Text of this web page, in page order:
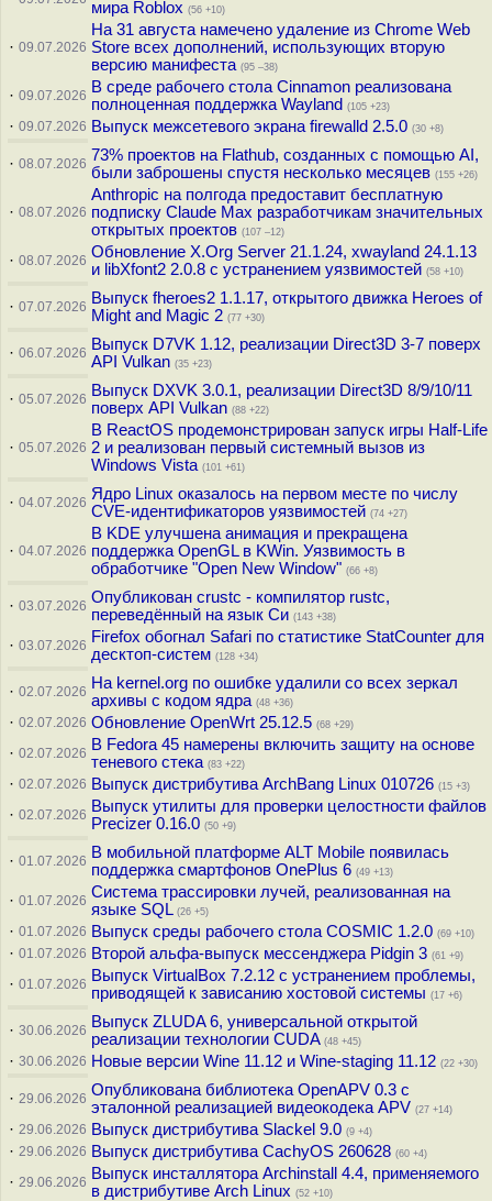
мира Roblox (56 +10)
· 09.07.2026
На 31 августа намечено удаление из Chrome Web
Store всех дополнений, использующих вторую
версию манифеста (95 –38)
· 09.07.2026 В среде рабочего стола Cinnamon реализована
полноценная поддержка Wayland (105 +23)
· 09.07.2026 Выпуск межсетевого экрана firewalld 2.5.0 (30 +8)
· 08.07.2026 73% проектов на Flathub, созданных с помощью AI,
были заброшены спустя несколько месяцев (155 +26)
· 08.07.2026
Anthropic на полгода предоставит бесплатную
подписку Claude Max разработчикам значительных
открытых проектов (107 –12)
· 08.07.2026 Обновление X.Org Server 21.1.24, xwayland 24.1.13
и libXfont2 2.0.8 с устранением уязвимостей (58 +10)
· 07.07.2026 Выпуск fheroes2 1.1.17, открытого движка Heroes of
Might and Magic 2 (77 +30)
· 06.07.2026 Выпуск D7VK 1.12, реализации Direct3D 3-7 поверх
API Vulkan (35 +23)
· 05.07.2026 Выпуск DXVK 3.0.1, реализации Direct3D 8/9/10/11
поверх API Vulkan (88 +22)
· 05.07.2026
В ReactOS продемонстрирован запуск игры Half-Life
2 и реализован первый системный вызов из
Windows Vista (101 +61)
· 04.07.2026 Ядро Linux оказалось на первом месте по числу
CVE-идентификаторов уязвимостей (74 +27)
· 04.07.2026
В KDE улучшена анимация и прекращена
поддержка OpenGL в KWin. Уязвимость в
обработчике "Open New Window" (66 +8)
· 03.07.2026 Опубликован crustc - компилятор rustc,
переведённый на язык Си (143 +38)
· 03.07.2026 Firefox обогнал Safari по статистике StatCounter для
десктоп-систем (128 +34)
· 02.07.2026 На kernel.org по ошибке удалили со всех зеркал
архивы с кодом ядра (48 +36)
· 02.07.2026 Обновление OpenWrt 25.12.5 (68 +29)
· 02.07.2026 В Fedora 45 намерены включить защиту на основе
теневого стека (83 +22)
· 02.07.2026 Выпуск дистрибутива ArchBang Linux 010726 (15 +3)
· 02.07.2026 Выпуск утилиты для проверки целостности файлов
Precizer 0.16.0 (50 +9)
· 01.07.2026 В мобильной платформе ALT Mobile появилась
поддержка смартфонов OnePlus 6 (49 +13)
· 01.07.2026 Система трассировки лучей, реализованная на
языке SQL (26 +5)
· 01.07.2026 Выпуск среды рабочего стола COSMIC 1.2.0 (69 +10)
· 01.07.2026 Второй альфа-выпуск мессенджера Pidgin 3 (61 +9)
· 01.07.2026 Выпуск VirtualBox 7.2.12 с устранением проблемы,
приводящей к зависанию хостовой системы (17 +6)
· 30.06.2026 Выпуск ZLUDA 6, универсальной открытой
реализации технологии CUDA (48 +45)
· 30.06.2026 Новые версии Wine 11.12 и Wine-staging 11.12 (22 +30)
· 29.06.2026 Опубликована библиотека OpenAPV 0.3 с
эталонной реализацией видеокодека APV (27 +14)
· 29.06.2026 Выпуск дистрибутива Slackel 9.0 (9 +4)
· 29.06.2026 Выпуск дистрибутива CachyOS 260628 (60 +4)
· 29.06.2026 Выпуск инсталлятора Archinstall 4.4, применяемого
в дистрибутиве Arch Linux (52 +10)